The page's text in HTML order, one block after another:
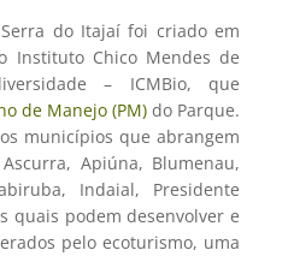
do Itajaí foi criado em
Instituto Chico Mendes de
– ICMBio, que
de Manejo (PM) do Parque.
municípios que abrangem
Apiúna, Blumenau,
Indaial, Presidente
quais podem desenvolver e
pelo ecoturismo, uma